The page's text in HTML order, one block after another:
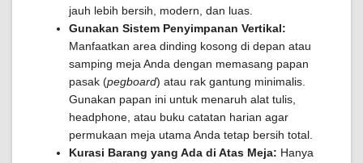
jauh lebih bersih, modern, dan luas.
Gunakan Sistem Penyimpanan Vertikal:
Manfaatkan area dinding kosong di depan atau
samping meja Anda dengan memasang papan
pasak (pegboard) atau rak gantung minimalis.
Gunakan papan ini untuk menaruh alat tulis,
headphone, atau buku catatan harian agar
permukaan meja utama Anda tetap bersih total.
Kurasi Barang yang Ada di Atas Meja: Hanya